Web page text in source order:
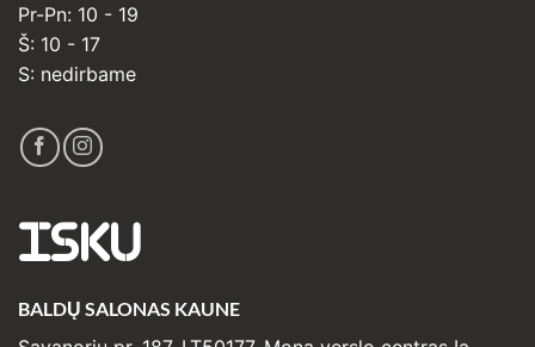
Pr-Pn: 10 - 19
Š: 10 - 17
S: nedirbame
ISKU
BALDŲ SALONAS KAUNE